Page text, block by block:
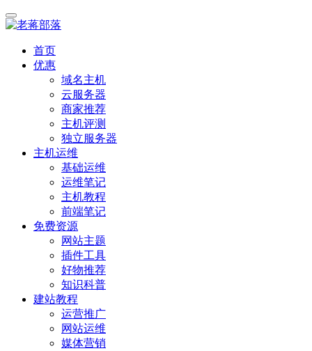
首页
优惠
域名主机
云服务器
商家推荐
主机评测
独立服务器
主机运维
基础运维
运维笔记
主机教程
前端笔记
免费资源
网站主题
插件工具
好物推荐
知识科普
建站教程
运营推广
网站运维
媒体营销